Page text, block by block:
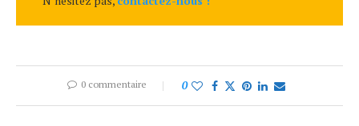
0 commentaire 0